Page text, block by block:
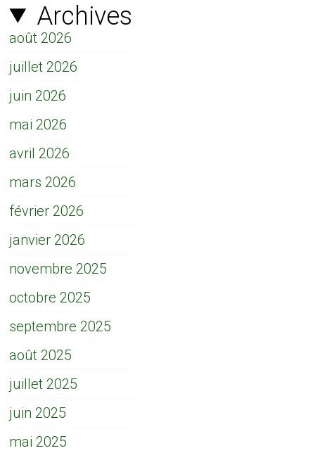
Archives
août 2026
juillet 2026
juin 2026
mai 2026
avril 2026
mars 2026
février 2026
janvier 2026
novembre 2025
octobre 2025
septembre 2025
août 2025
juillet 2025
juin 2025
mai 2025